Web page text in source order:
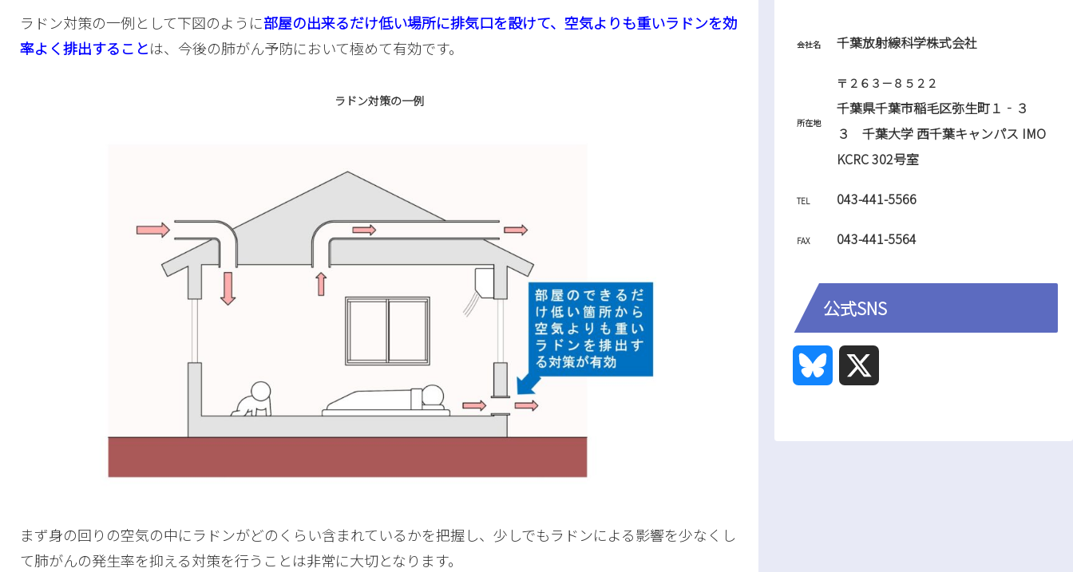
ラドン対策の一例として下図のように部屋の出来るだけ低い場所に排気口を設けて、空気よりも重いラドンを効
率よく排出することは、今後の肺がん予防において極めて有効です。
ラドン対策の一例
まず身の回りの空気の中にラドンがどのくらい含まれているかを把握し、少しでもラドンによる影響を少なくし
て肺がんの発生率を抑える対策を行うことは非常に大切となります。
会社名 千葉放射線科学株式会社
所在地
〒２６３－８５２２
千葉県千葉市稲毛区弥生町１‐３
３ 千葉大学 西千葉キャンパス IMO
KCRC 302号室
TEL 043-441-5566
FAX 043-441-5564
公式SNS